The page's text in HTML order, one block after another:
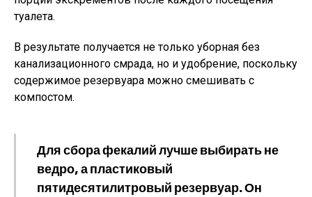
туалета.
В результате получается не только уборная без
канализационного смрада, но и удобрение, поскольку
содержимое резервуара можно смешивать с
компостом.
Для сбора фекалий лучше выбирать не
ведро, а пластиковый
пятидесятилитровый резервуар. Он